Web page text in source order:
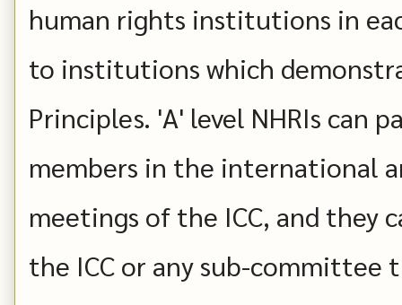
human rights institutions in
to institutions which
Principles. 'A' level NHRIs can
members in the international
meetings of the ICC, and they
the ICC or any sub-committee